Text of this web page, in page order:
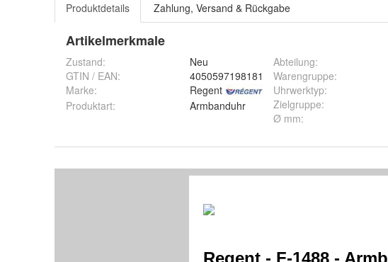
Produktdetails Zahlung, Versand & Rückgabe
Artikelmerkmale
Zustand:
Neu
GTIN / EAN:
4050597198181
Marke:
Regent
Produktart: Armbanduhr
Abteilung:
Warengruppe:
Uhrwerktyp:
Zielgruppe:
Ø mm: